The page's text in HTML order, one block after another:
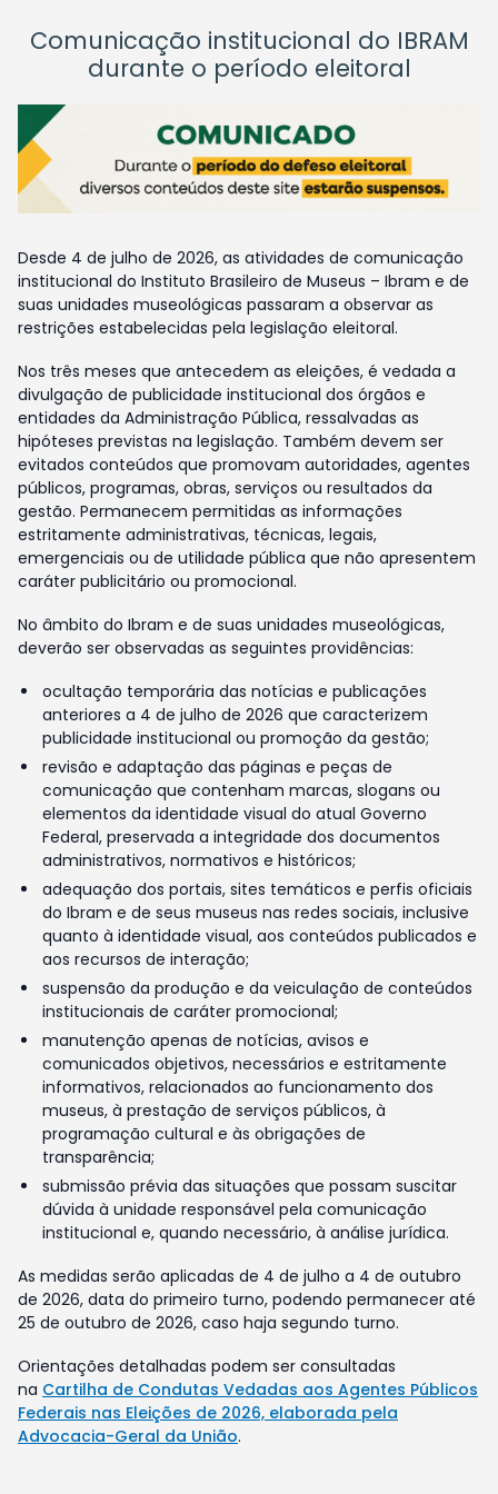
Comunicação institucional do IBRAM
durante o período eleitoral
Desde 4 de julho de 2026, as atividades de comunicação
institucional do Instituto Brasileiro de Museus – Ibram e de
suas unidades museológicas passaram a observar as
restrições estabelecidas pela legislação eleitoral.
Nos três meses que antecedem as eleições, é vedada a
divulgação de publicidade institucional dos órgãos e
entidades da Administração Pública, ressalvadas as
hipóteses previstas na legislação. Também devem ser
evitados conteúdos que promovam autoridades, agentes
públicos, programas, obras, serviços ou resultados da
gestão. Permanecem permitidas as informações
estritamente administrativas, técnicas, legais,
emergenciais ou de utilidade pública que não apresentem
caráter publicitário ou promocional.
No âmbito do Ibram e de suas unidades museológicas,
deverão ser observadas as seguintes providências:
ocultação temporária das notícias e publicações
anteriores a 4 de julho de 2026 que caracterizem
publicidade institucional ou promoção da gestão;
revisão e adaptação das páginas e peças de
comunicação que contenham marcas, slogans ou
elementos da identidade visual do atual Governo
Federal, preservada a integridade dos documentos
administrativos, normativos e históricos;
adequação dos portais, sites temáticos e perfis oficiais
do Ibram e de seus museus nas redes sociais, inclusive
quanto à identidade visual, aos conteúdos publicados e
aos recursos de interação;
suspensão da produção e da veiculação de conteúdos
institucionais de caráter promocional;
manutenção apenas de notícias, avisos e
comunicados objetivos, necessários e estritamente
informativos, relacionados ao funcionamento dos
museus, à prestação de serviços públicos, à
programação cultural e às obrigações de
transparência;
submissão prévia das situações que possam suscitar
dúvida à unidade responsável pela comunicação
institucional e, quando necessário, à análise jurídica.
As medidas serão aplicadas de 4 de julho a 4 de outubro
de 2026, data do primeiro turno, podendo permanecer até
25 de outubro de 2026, caso haja segundo turno.
Orientações detalhadas podem ser consultadas
na Cartilha de Condutas Vedadas aos Agentes Públicos
Federais nas Eleições de 2026, elaborada pela
Advocacia-Geral da União.